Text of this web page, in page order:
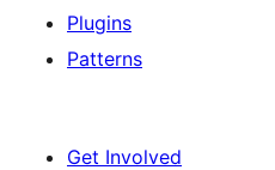
Plugins
Patterns
Get Involved